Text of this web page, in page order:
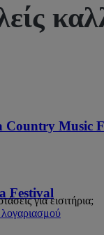
Country Music
Festival
για εισιτήρια;